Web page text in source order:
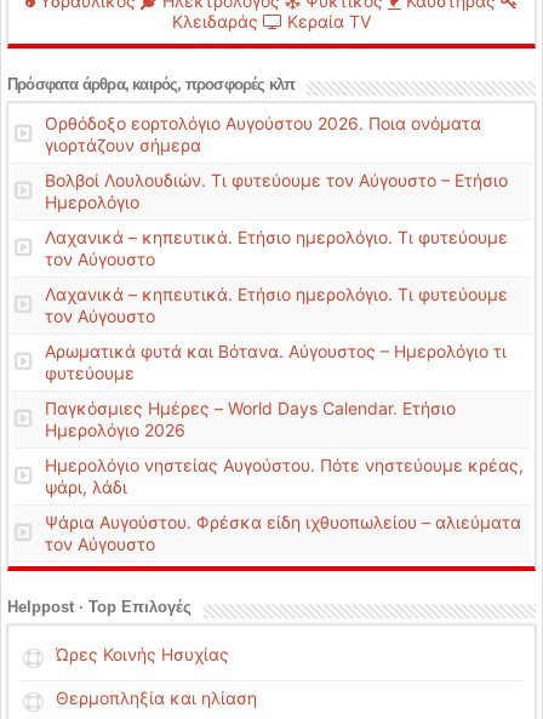
Κλειδαράς
Κεραία TV
Πρόσφατα άρθρα, καιρός, προσφορές κλπ
Ορθόδοξο εορτολόγιο Αυγούστου 2026. Ποια ονόματα
γιορτάζουν σήμερα
Βολβοί Λουλουδιών. Τι φυτεύουμε τον Αύγουστο – Ετήσιο
Ημερολόγιο
Λαχανικά – κηπευτικά. Ετήσιο ημερολόγιο. Τι φυτεύουμε
τον Αύγουστο
Λαχανικά – κηπευτικά. Ετήσιο ημερολόγιο. Τι φυτεύουμε
τον Αύγουστο
Αρωματικά φυτά και Βότανα. Αύγουστος – Ημερολόγιο τι
φυτεύουμε
Παγκόσμιες Ημέρες – World Days Calendar. Ετήσιο
Ημερολόγιο 2026
Ημερολόγιο νηστείας Αυγούστου. Πότε νηστεύουμε κρέας,
ψάρι, λάδι
Ψάρια Αυγούστου. Φρέσκα είδη ιχθυοπωλείου – αλιεύματα
τον Αύγουστο
Helppost · Top Επιλογές
Ώρες Κοινής Ησυχίας
Θερμοπληξία και ηλίαση